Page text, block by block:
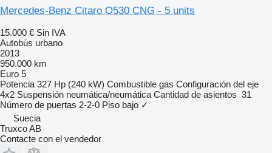
Mercedes-Benz Citaro O530 CNG - 5 units
15.000 € Sin IVA
Autobús urbano
2013
950.000 km
Euro 5
Potencia 327 Hp (240 kW) Combustible gas Configuración del eje
4x2 Suspensión neumática/neumática Cantidad de asientos 31
Número de puertas 2-2-0 Piso bajo ✓
Suecia
Truxco AB
Contacte con el vendedor